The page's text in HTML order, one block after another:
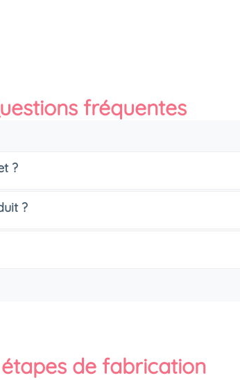
fréquentes
?
?
de fabrication